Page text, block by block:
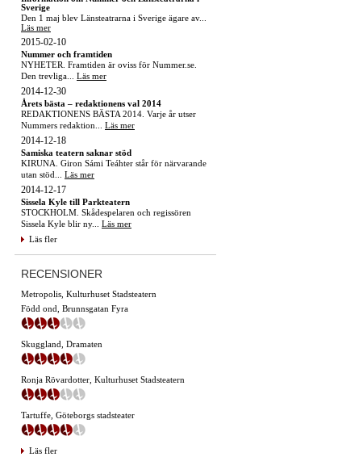
Sverige
Den 1 maj blev Länsteatrarna i Sverige ägare av...
Läs mer
2015-02-10
Nummer och framtiden
NYHETER. Framtiden är oviss för Nummer.se.
Den trevliga... Läs mer
2014-12-30
Årets bästa – redaktionens val 2014
REDAKTIONENS BÄSTA 2014. Varje år utser
Nummers redaktion... Läs mer
2014-12-18
Samiska teatern saknar stöd
KIRUNA. Giron Sámi Teáhter står för närvarande
utan stöd... Läs mer
2014-12-17
Sissela Kyle till Parkteatern
STOCKHOLM. Skådespelaren och regissören
Sissela Kyle blir ny... Läs mer
Läs fler
RECENSIONER
Metropolis, Kulturhuset Stadsteatern
Född ond, Brunnsgatan Fyra
Skuggland, Dramaten
Ronja Rövardotter, Kulturhuset Stadsteatern
Tartuffe, Göteborgs stadsteater
Läs fler